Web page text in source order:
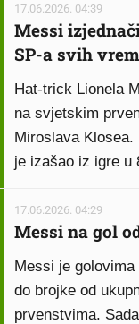
17.06.2026. 04:39
Messi
SP-a svih
Hat-trick Lionela
na svjetskim
Miroslava
je izašao iz igre u
17.06.2026. 04:29
Messi na gol
Messi je
do brojke od
prvenstvima.